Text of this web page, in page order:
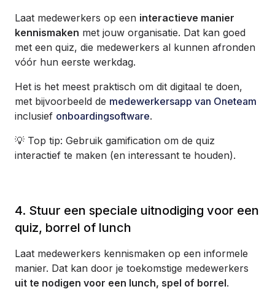
Laat medewerkers op een interactieve manier
kennismaken met jouw organisatie. Dat kan goed
met een quiz, die medewerkers al kunnen afronden
vóór hun eerste werkdag.
Het is het meest praktisch om dit digitaal te doen,
met bijvoorbeeld de medewerkersapp van Oneteam
inclusief onboardingsoftware.
💡 Top tip: Gebruik gamification om de quiz
interactief te maken (en interessant te houden).
4. Stuur een speciale uitnodiging voor een
quiz, borrel of lunch
Laat medewerkers kennismaken op een informele
manier. Dat kan door je toekomstige medewerkers
uit te nodigen voor een lunch, spel of borrel.